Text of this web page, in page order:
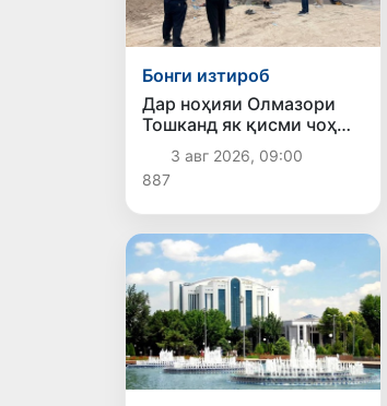
Бонги изтироб
Дар ноҳияи Олмазори
Тошканд як қисми чоҳ
фурӯ рехт: комиссияи
махсус
3 авг 2026, 09:00
887